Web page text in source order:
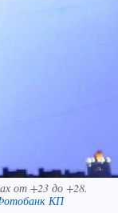
от +23 до +28.
КП